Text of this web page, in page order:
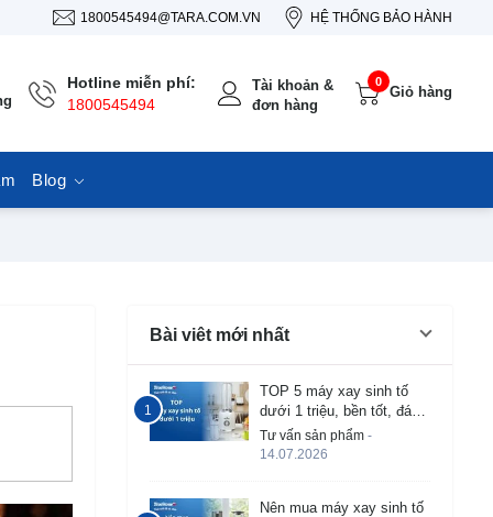
1800545494@TARA.COM.VN HỆ THỐNG BẢO HÀNH
Hotline miễn phí:
1800545494
Tài khoản &
đơn hàng
0
Giỏ hàng
Blog
Bài viêt mới nhất
TOP 5 máy xay sinh tố
dưới 1 triệu, bền tốt, đáng
mua 2026
Tư vấn sản phẩm -
14.07.2026
Nên mua máy xay sinh tố